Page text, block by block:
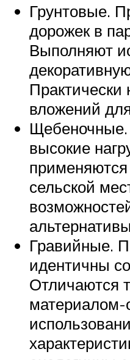
Грунтовые.
дорожек в
Выполняют
Практически
вложений
высокие
применяются
сельской
Гравийные.
идентичны
Отличаются
материалом-